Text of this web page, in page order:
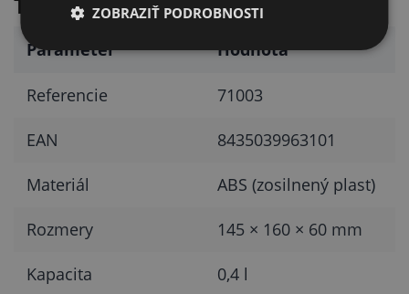
Parameter Hodnota
Referencie 71003
EAN 8435039963101
Materiál ABS (zosilnený plast)
Rozmery 145 × 160 × 60 mm
Kapacita 0,4 l
ZOBRAZIŤ PODROBNOSTI